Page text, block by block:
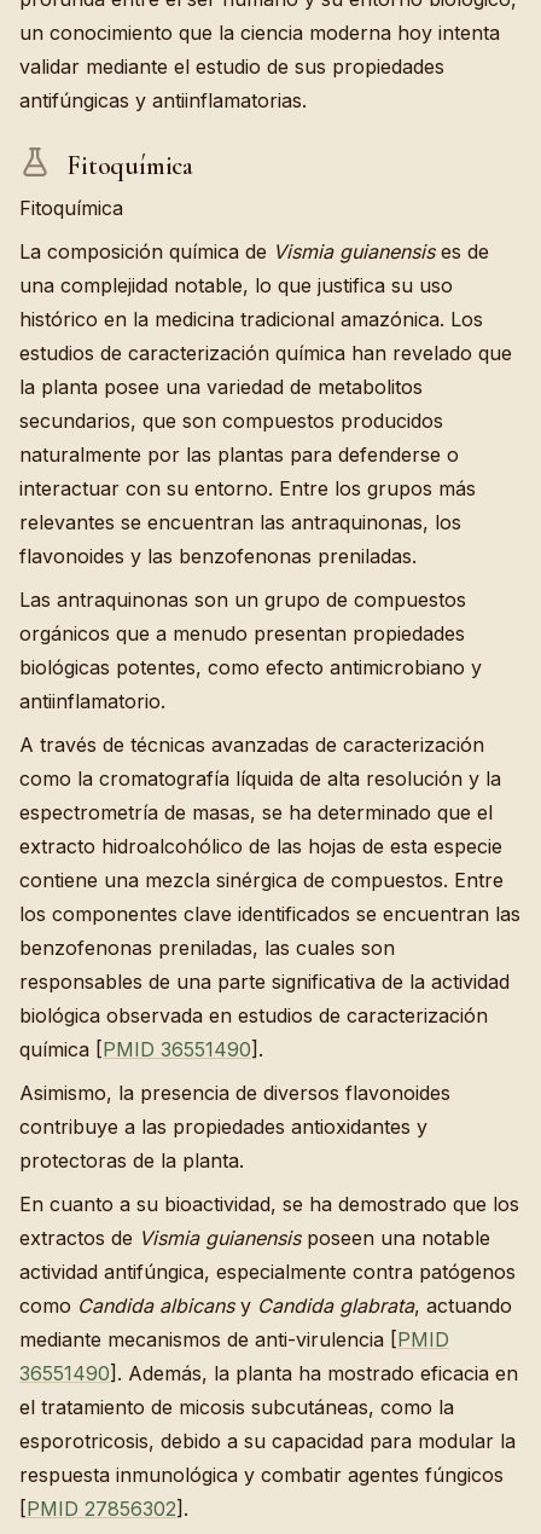
un conocimiento que la ciencia moderna hoy intenta
validar mediante el estudio de sus propiedades
antifúngicas y antiinflamatorias.
Fitoquímica
Fitoquímica
La composición química de Vismia guianensises de
una complejidad notable, lo que justifica su uso
histórico en la medicina tradicional amazónica. Los
estudios de caracterización química han revelado que
la planta posee una variedad de metabolitos
secundarios, que son compuestos producidos
naturalmente por las plantas para defenderse o
interactuar con su entorno. Entre los grupos más
relevantes se encuentran las antraquinonas, los
flavonoides y las benzofenonas preniladas.
Las antraquinonas son un grupo de compuestos
orgánicos que a menudo presentan propiedades
biológicas potentes, como efecto antimicrobiano y
antiinflamatorio.
A través de técnicas avanzadas de caracterización
como la cromatografía líquida de alta resolución y la
espectrometría de masas, se ha determinado que el
extracto hidroalcohólico de las hojas de esta especie
contiene una mezcla sinérgica de compuestos. Entre
los componentes clave identificados se encuentran las
benzofenonas preniladas, las cuales son
responsables de una parte significativa de la actividad
biológica observada en estudios de caracterización
química [PMID 36551490].
Asimismo, la presencia de diversos flavonoides
contribuye a las propiedades antioxidantes y
protectoras de la planta.
En cuanto a su bioactividad, se ha demostrado que los
extractos de Vismia guianensisposeen una notable
actividad antifúngica, especialmente contra patógenos
como Candida albicansy Candida glabrata, actuando
mediante mecanismos de anti-virulencia [PMID
36551490]. Además, la planta ha mostrado eficacia en
el tratamiento de micosis subcutáneas, como la
esporotricosis, debido a su capacidad para modular la
respuesta inmunológica y combatir agentes fúngicos
[PMID 27856302].